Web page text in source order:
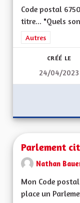
Code postal
titre... "Quels
Filtrer les
Autres
CRÉÉ LE
24/04/2023
Parlement
Nathan
Mon Code
place un